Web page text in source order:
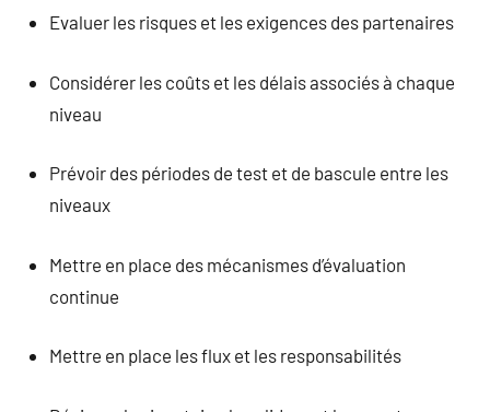
Evaluer les risques et les exigences des partenaires
Considérer les coûts et les délais associés à chaque
niveau
Prévoir des périodes de test et de bascule entre les
niveaux
Mettre en place des mécanismes d’évaluation
continue
Mettre en place les flux et les responsabilités